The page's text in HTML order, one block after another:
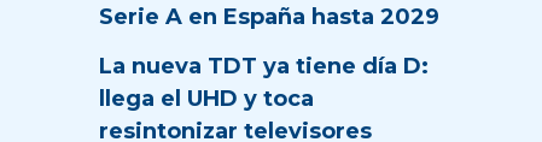
Serie A en España hasta 2029
La nueva TDT ya tiene día D:
llega el UHD y toca
resintonizar televisores